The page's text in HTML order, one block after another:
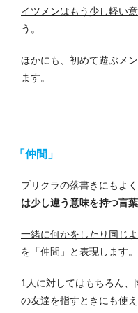
イツメンはもう少し軽い
う。
ほかにも、初めて遊ぶメ
ます。
「仲間」
プリクラの落書きにもよ
は少し違う意味を持つ言葉
一緒に何かをしたり同じ
を「仲間」と表現します。
1人に対してはもちろん
の友達を指すときにも使え